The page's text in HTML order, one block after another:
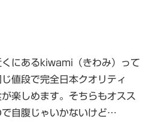
にあるkiwami（きわみ）って
値段で完全日本クオリティ
楽しめます。そちらもオスス
で自腹じゃいかないけど…